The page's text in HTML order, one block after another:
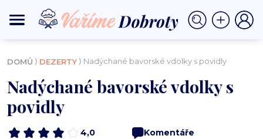
DOMŮ ⟩ DEZERTY ⟩ Nadýchané bavorské vdolky s povidly
Nadýchané bavorské vdolky s
povidly
4,0
Komentáře